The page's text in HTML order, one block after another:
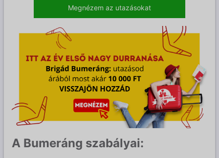
Megnézem az utazásokat
A Bumeráng szabályai: